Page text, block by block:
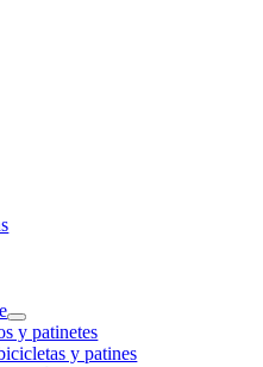
y patinetes
y patines